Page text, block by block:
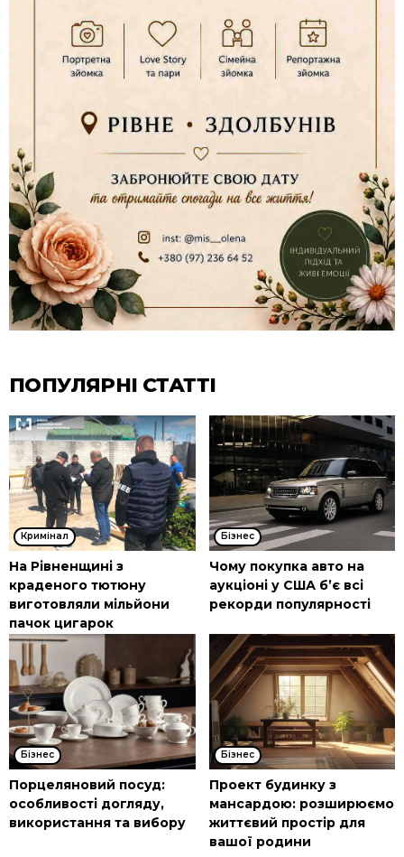
ПОПУЛЯРНІ СТАТТІ
Кримінал
На Рівненщині з
краденого тютюну
виготовляли мільйони
пачок цигарок
Бізнес
Чому покупка авто на
аукціоні у США б’є всі
рекорди популярності
Бізнес
Порцеляновий посуд:
особливості догляду,
використання та вибору
Бізнес
Проект будинку з
мансардою: розширюємо
життєвий простір для
вашої родини